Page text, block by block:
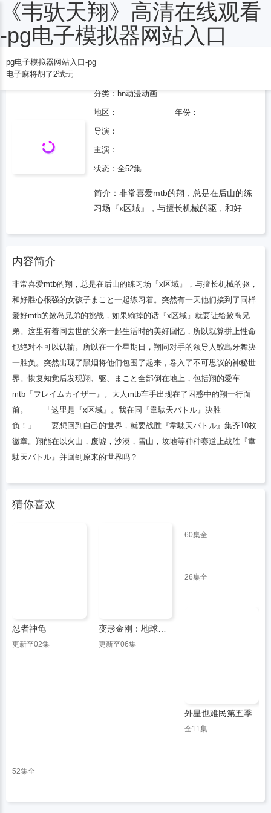
《韦驮天翔》高清在线观看
-pg电子模拟器网站入口
pg电子模拟器网站入口-pg
电子麻将胡了2试玩
麻将胡了2试玩
分类： hn动漫动画
地区： 年份：
导演：
主演：
状态：全52集
简介：非常喜爱mtb的翔，总是在后山的练
习场『x区域』，与擅长机械的驱，和好胜
内容简介
非常喜爱mtb的翔，总是在后山的练习场『x区域』，与擅长机械的驱，
和好胜心很强的女孩子まこと一起练习着。突然有一天他们接到了同样
爱好mtb的鲛岛兄弟的挑战，如果输掉的话『x区域』就要让给鲛岛兄
弟。这里有着同去世的父亲一起生活时的美好回忆，所以就算拼上性命
也绝对不可以认输。所以在一个星期日，翔同对手的领导人鮫島牙舞决
一胜负。突然出现了黑烟将他们包围了起来，卷入了不可思议的神秘世
界。恢复知觉后发现翔、驱、まこと全部倒在地上，包括翔的爱车
mtb『フレイムカイザー』。大人mtb车手出现在了困惑中的翔一行面
前。 「这里是『x区域』。我在同『韋駄天バトル』决胜
负！」 要想回到自己的世界，就要战胜『韋駄天バトル』集齐10枚
徽章。翔能在以火山，废墟，沙漠，雪山，坟地等种种赛道上战胜『韋
駄天バトル』并回到原来的世界吗？
猜你喜欢
忍者神龟
更新至02集
变形金刚：地球火种第二季
更新至06集
60集全
26集全
外星也难民第五季
全11集
52集全